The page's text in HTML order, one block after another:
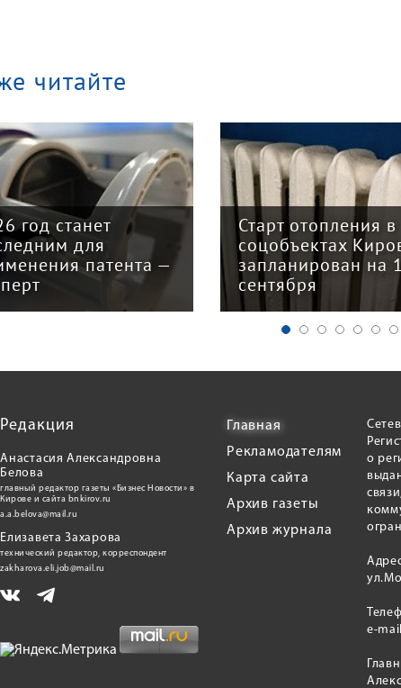
читайте
год станет
для
патента —
Старт отопления в
соцобъектах
запланирован на
сентября
Редакция
Анастасия Александровна
Белова
главный редактор газеты «Бизнес Новости» в
Кирове и сайта bnkirov.ru
a.a.belova@mail.ru
Елизавета Захарова
технический редактор, корреспондент
zakharova.eli.job@mail.ru
Главная
Рекламодателям
Карта сайта
Архив газеты
Архив журнала
о
e-